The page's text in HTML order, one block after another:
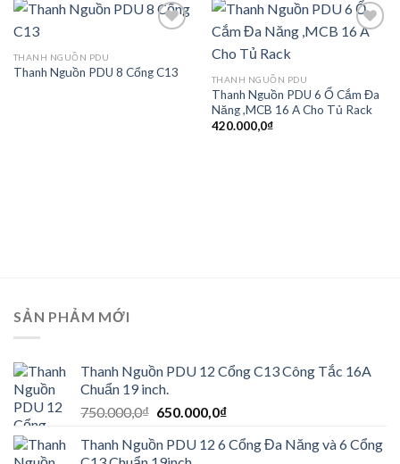
Add to
THANH NGUỒN PDU
Thanh Nguồn PDU 8 Cổng C13
wishlist
THANH NGUỒN PDU
Thanh Nguồn PDU 6 Ổ Cắm Đa
Năng ,MCB 16 A Cho Tủ Rack
420.000,0₫
SẢN PHẢM MỚI
Thanh Nguồn PDU 12 Cổng C13 Công Tắc 16A
Chuẩn 19 inch.
750.000,0₫ Giá
là:
650.000,0₫Giá
tại
Thanh Nguồn PDU 12 6 Cổng Đa Năng và 6 Cổng